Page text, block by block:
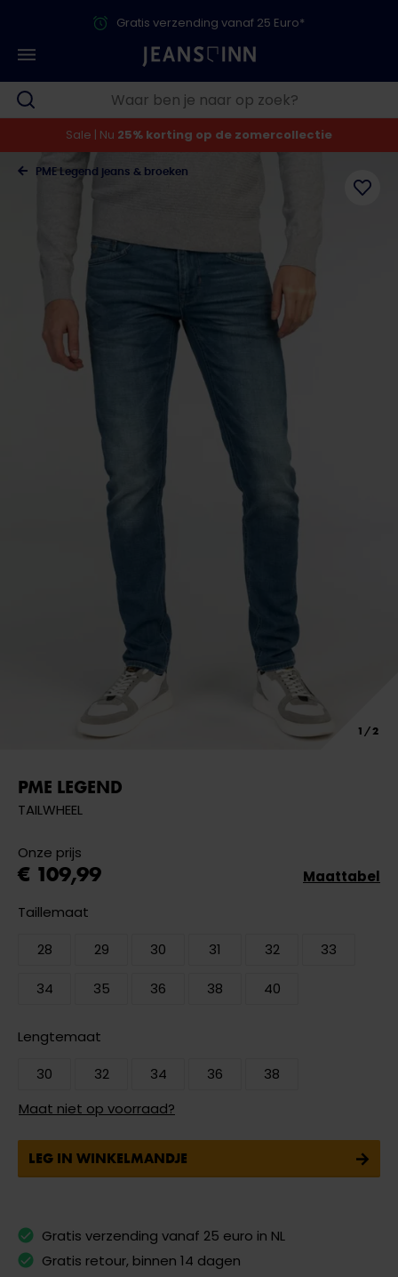
Gratis verzending vanaf 25 Euro*
Sale | Nu 25% korting op de zomercollectie
PME Legend jeans & broeken
PME LEGEND
TAILWHEEL
Onze prijs
€ 109,99
Taillemaat
28
29 30 31 32 33
34 35 36 38 40
Lengtemaat
30
32 34 36
38
Maat niet op voorraad?
Maattabel
LEG IN WINKELMANDJE
Gratis verzending vanaf 25 euro in NL
Gratis retour, binnen 14 dagen